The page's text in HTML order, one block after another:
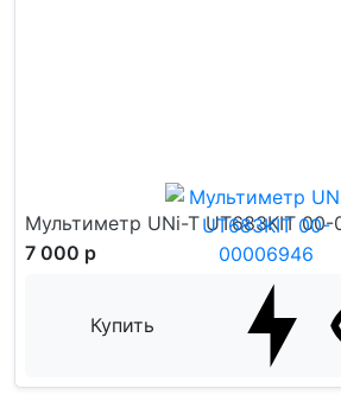
Мультиметр UNi-T UT683KIT
7 000 р
Купить